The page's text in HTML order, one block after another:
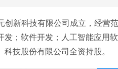
创新科技有限公司成立，经营
发；软件开发；人工智能应用
技股份有限公司全资持股。